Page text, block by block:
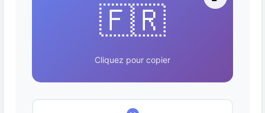
🇫🇷
Cliquez pour copier